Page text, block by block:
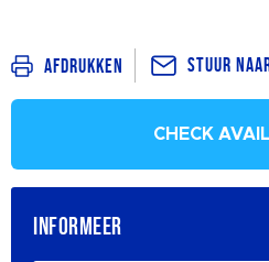
Afdrukken Stuur
CHECK
INFORMEER